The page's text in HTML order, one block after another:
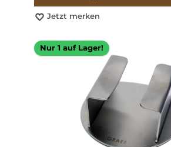
Jetzt merken
Nur 1 auf Lager!